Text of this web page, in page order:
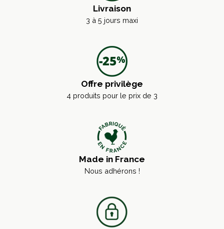
Livraison
3 à 5 jours maxi
Offre privilège
4 produits pour le prix de 3
Made in France
Nous adhérons !